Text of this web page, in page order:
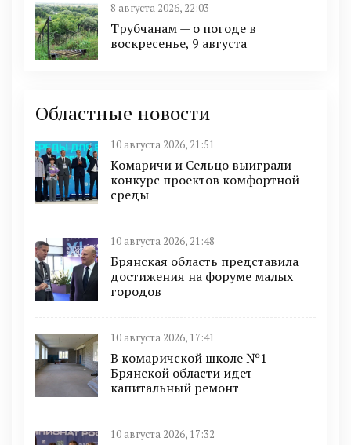
8 августа 2026, 22:03
Трубчанам — о погоде в
воскресенье, 9 августа
Областные новости
10 августа 2026, 21:51
Комаричи и Сельцо выиграли
конкурс проектов комфортной
среды
10 августа 2026, 21:48
Брянская область представила
достижения на форуме малых
городов
10 августа 2026, 17:41
В комаричской школе №1
Брянской области идет
капитальный ремонт
10 августа 2026, 17:32